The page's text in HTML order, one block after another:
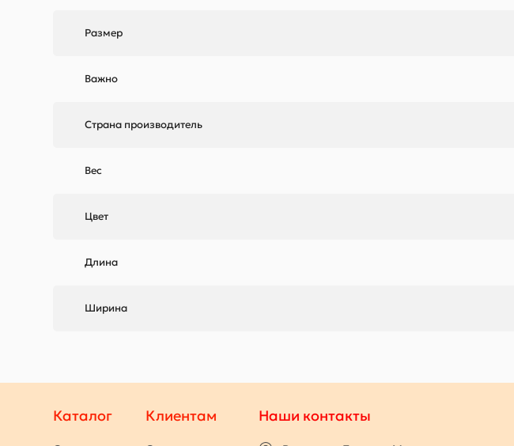
Размер
Важно
Страна производитель
Вес
Цвет
Длина
Ширина
Каталог Клиентам Наши контакты